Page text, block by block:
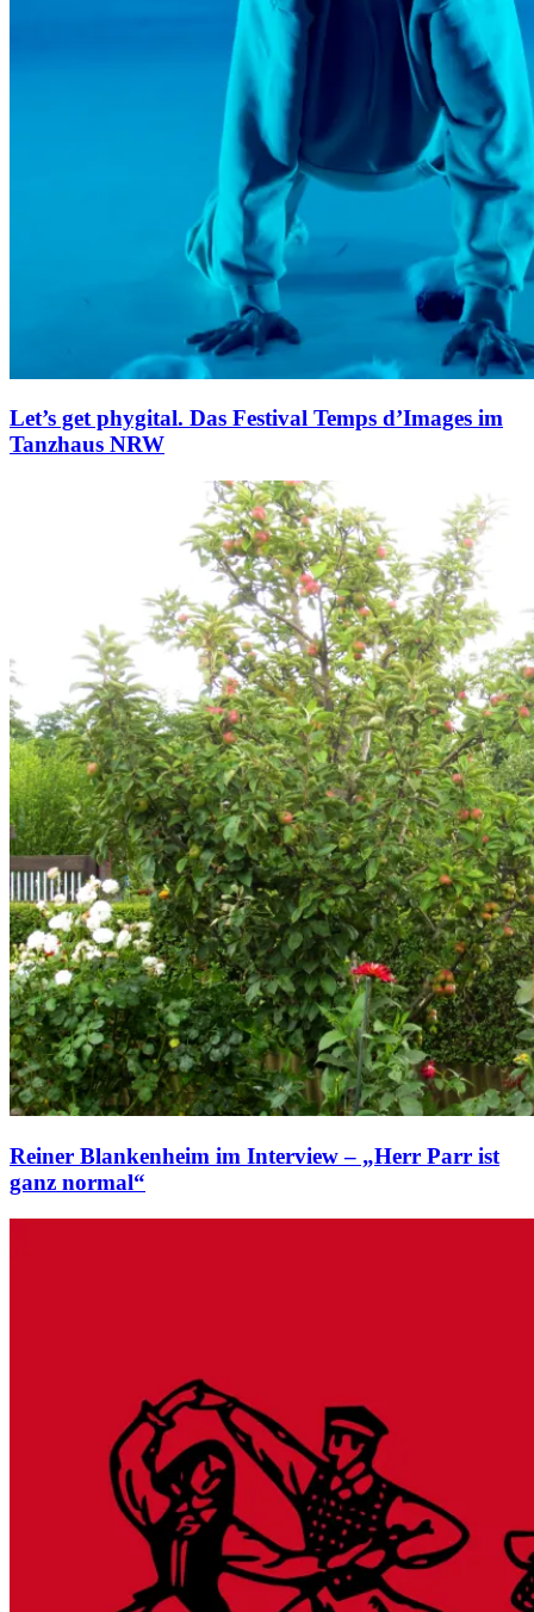
Let’s get phygital. Das Festival Temps d’Images im
Tanzhaus NRW
Reiner Blankenheim im Interview – „Herr Parr ist
ganz normal“